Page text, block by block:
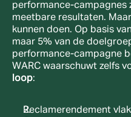
performance-campagnes
meetbare resultaten.
kunnen doen. Op basis
maar 5% van de
performance-campagne
WARC waarschuwt zelfs
loop:
Reclamerendement